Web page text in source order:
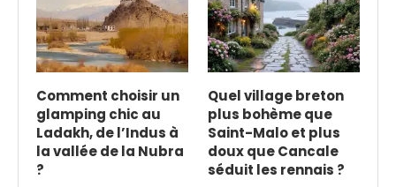
Comment choisir un
glamping chic au
Ladakh, de l’Indus à
la vallée de la Nubra
?
Quel village breton
plus bohème que
Saint-Malo et plus
doux que Cancale
séduit les rennais ?